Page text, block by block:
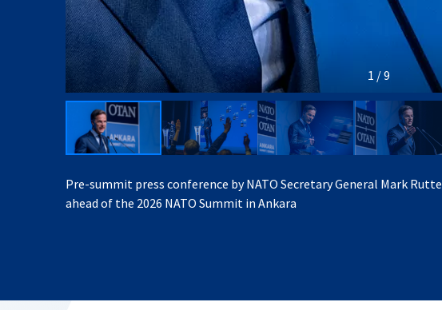
1 / 9
Pre-summit press conference by NATO Secretary General Mark Rutte
ahead of the 2026 NATO Summit in Ankara